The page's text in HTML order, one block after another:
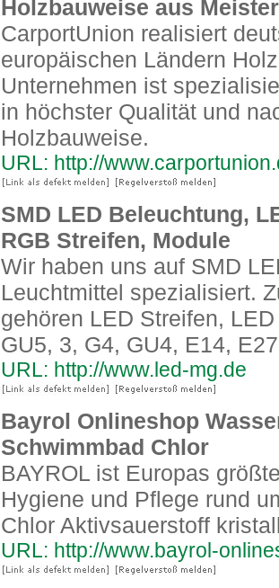
Holzbauweise aus
CarportUnion realisiert
europäischen Ländern
Unternehmen ist
in höchster Qualität und
Holzbauweise.
URL: http://
SMD LED Beleuchtung,
RGB Streifen, Module
Wir haben uns auf SMD
Leuchtmittel spezialisiert.
gehören LED Streifen,
GU5, 3, G4, GU4, E14,
URL: http://www.led-mg.de
Bayrol Onlineshop
Schwimmbad Chlor
BAYROL ist Europas
Hygiene und Pflege rund
Chlor Aktivsauerstoff
URL: http://www.bayrol-